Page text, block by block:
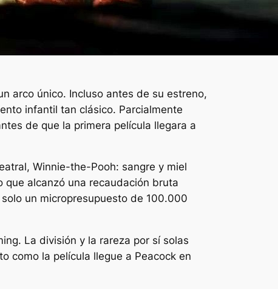
arco único. Incluso antes de su estreno,
infantil tan clásico. Parcialmente
de que la primera película llegara a
Winnie-the-Pooh: sangre y miel
que alcanzó una recaudación bruta
un micropresupuesto de 100.000
La división y la rareza por sí solas
como la película llegue a Peacock en